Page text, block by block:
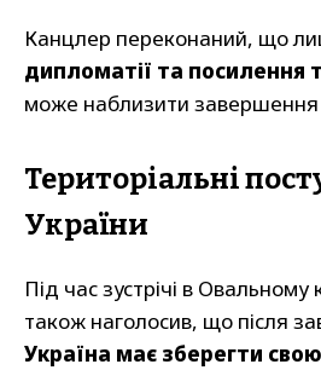
Канцлер переконаний, що
дипломатії та посилення
може наблизити завершення
Територіальні
України
Під час зустрічі в Овальному
також наголосив, що після
Україна має зберегти